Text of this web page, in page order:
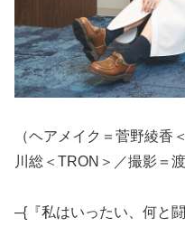
（ヘアメイク＝菅野綾香
川総＜TRON＞／撮影＝
–{『私はいったい、何と